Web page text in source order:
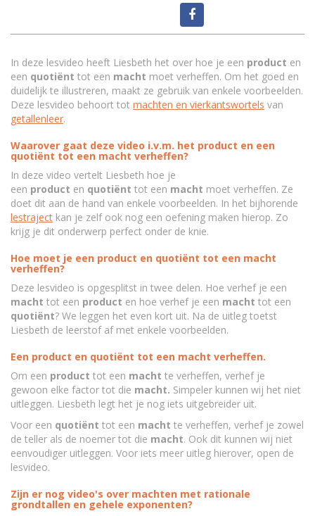
In deze lesvideo heeft Liesbeth het over hoe je een product en
een quotiënt tot een macht moet verheffen. Om het goed en
duidelijk te illustreren, maakt ze gebruik van enkele voorbeelden.
Deze lesvideo behoort tot machten en vierkantswortels van
getallenleer.
Waarover gaat deze video i.v.m. het product en een
quotiënt tot een macht verheffen?
In deze video vertelt Liesbeth hoe je
een product en quotiënt tot een macht moet verheffen. Ze
doet dit aan de hand van enkele voorbeelden. In het bijhorende
lestraject kan je zelf ook nog een oefening maken hierop. Zo
krijg je dit onderwerp perfect onder de knie.
Hoe moet je een product en quotiënt tot een macht
verheffen?
Deze lesvideo is opgesplitst in twee delen. Hoe verhef je een
macht tot een product en hoe verhef je een macht tot een
quotiënt? We leggen het even kort uit. Na de uitleg toetst
Liesbeth de leerstof af met enkele voorbeelden.
Een product en quotiënt tot een macht verheffen.
Om een product tot een macht te verheffen, verhef je
gewoon elke factor tot die macht. Simpeler kunnen wij het niet
uitleggen. Liesbeth legt het je nog iets uitgebreider uit.
Voor een quotiënt tot een macht te verheffen, verhef je zowel
de teller als de noemer tot die macht. Ook dit kunnen wij niet
eenvoudiger uitleggen. Voor iets meer uitleg hierover, open de
lesvideo.
Zijn er nog video's over machten met rationale
grondtallen en gehele exponenten?